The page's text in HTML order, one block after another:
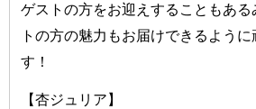
ゲストの方をお迎えすることもあ
トの方の魅力もお届けできるよう
す！
【杏ジュリア】